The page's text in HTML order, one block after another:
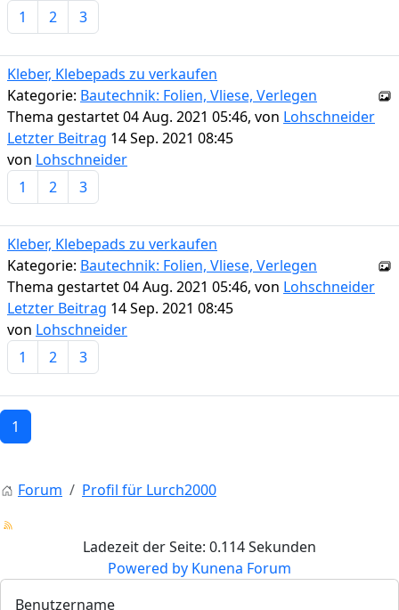
1
2 3
Kleber, Klebepads zu verkaufen
Kategorie: Bautechnik: Folien, Vliese, Verlegen
Thema gestartet 04 Aug. 2021 05:46, von Lohschneider
Letzter Beitrag 14 Sep. 2021 08:45
von Lohschneider
1
2 3
Kleber, Klebepads zu verkaufen
Kategorie: Bautechnik: Folien, Vliese, Verlegen
Thema gestartet 04 Aug. 2021 05:46, von Lohschneider
Letzter Beitrag 14 Sep. 2021 08:45
von Lohschneider
1
2 3
1
Forum Profil für Lurch2000
Ladezeit der Seite: 0.114 Sekunden
Powered by Kunena Forum
Benutzername